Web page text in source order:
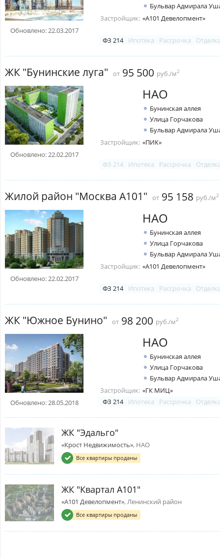
Обновлено: 22.03.2017
Бульвар Адмирала
Застройщик: «А101 Девелопмент»
ФЗ 214 Ипотека Рассрочка
ЖК "Бунинские луга" от 95 500 руб./м2
Обновлено: 22.02.2017
НАО
Бунинская аллея
Улица Горчакова
Бульвар Адмирала
Застройщик: «ПИК»
ФЗ 214 Ипотека Рассрочка
Жилой район "Москва А101" от 95 158 руб./м2
Обновлено: 22.02.2017
НАО
Бунинская аллея
Улица Горчакова
Бульвар Адмирала
Застройщик: «А101 Девелопмент»
ФЗ 214 Ипотека Рассрочка
ЖК "Южное Бунино" от 98 200 руб./м2
Обновлено: 28.05.2018
НАО
Бунинская аллея
Улица Горчакова
Бульвар Адмирала
Застройщик: «ГК МИЦ»
ФЗ 214
Ипотека Рассрочка
ЖК "Эдальго"
«Крост Недвижимость», НАО
Все квартиры проданы
ЖК "Квартал А101"
«А101 Девелопмент», Ленинский район
Все квартиры проданы